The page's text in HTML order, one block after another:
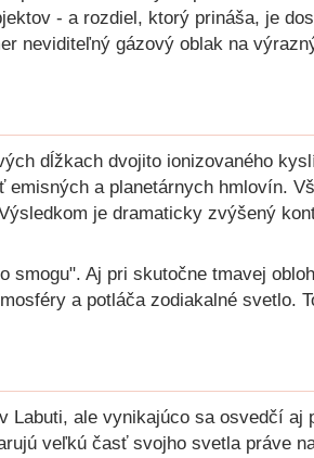
- a rozdiel, ktorý prináša, je
neviditeľný gázový oblak na
dĺžkach dvojito ionizovaného
a planetárnych hmlovín.
je dramaticky zvýšený
smogu". Aj pri skutočne tmavej
a potláča zodiakalné svetlo.
Labuti, ale vynikajúco sa osvedčí aj
veľkú časť svojho svetla práve